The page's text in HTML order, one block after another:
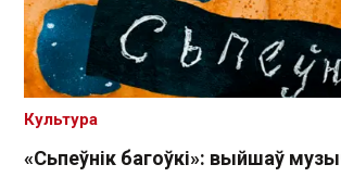
«Сьпеўнік багоўкі»: выйшаў
Культура